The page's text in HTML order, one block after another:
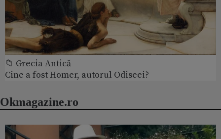
📁 Grecia Antică
Cine a fost Homer, autorul Odiseei?
Okmagazine.ro